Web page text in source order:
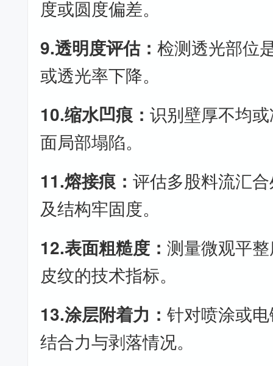
度或圆度偏差。
9.透明度评估：检测透光部位
或透光率下降。
10.缩水凹痕：识别壁厚不均
面局部塌陷。
11.熔接痕：评估多股料流汇
及结构牢固度。
12.表面粗糙度：测量微观平
皮纹的技术指标。
13.涂层附着力：针对喷涂或
结合力与剥落情况。